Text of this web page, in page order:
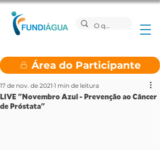
Área do Participante
LIVE "Novembro Azul - Prevenção ao Câncer
de Próstata"
17 de nov. de 2021 1 min de leitura